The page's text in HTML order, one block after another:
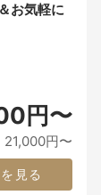
お気軽に
円〜
21,000円〜
見る